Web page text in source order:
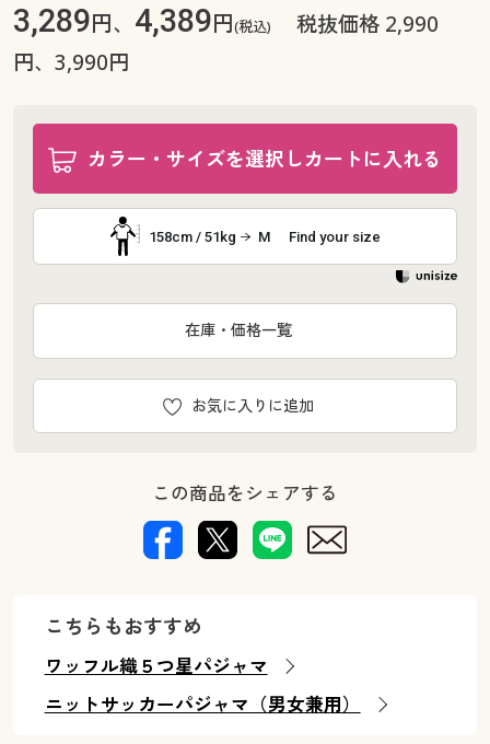
3,289円、 4,389円(税込)
税抜価格 2,990
円、3,990円
カラー・サイズを選択しカートに入れる
158cm / 51kg M Find your size
お気に入りに追加
在庫・価格一覧
この商品をシェアする
こちらもおすすめ
ワッフル織５つ星パジャマ
ニットサッカーパジャマ（男女兼用）